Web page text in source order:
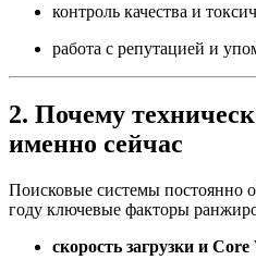
контроль качества и
работа с репутацией и
2. Почему
именно сейчас
Поисковые системы постоянно
году ключевые факторы
скорость загрузки и